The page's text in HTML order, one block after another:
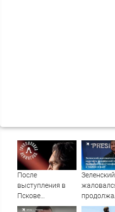
После
выступления в
Пскове
группировка
Зеленский
клянчить: